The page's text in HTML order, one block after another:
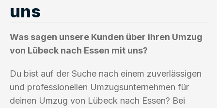
uns
Was sagen unsere Kunden über ihren Umzug
von Lübeck nach Essen mit uns?
Du bist auf der Suche nach einem zuverlässigen
und professionellen Umzugsunternehmen für
deinen Umzug von Lübeck nach Essen? Bei